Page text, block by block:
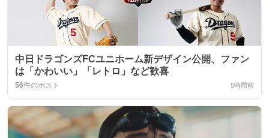
中日ドラゴンズFCユニホーム新デザイン公開、ファン
は「かわいい」「レトロ」など歓喜
56件のポスト 5時間前